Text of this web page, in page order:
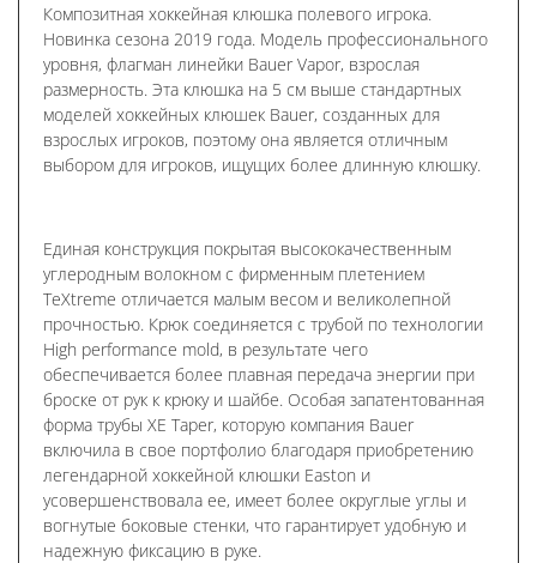
Композитная хоккейная клюшка полевого игрока.
Новинка сезона 2019 года. Модель профессионального
уровня, флагман линейки Bauer Vapor, взрослая
размерность. Эта клюшка на 5 см выше стандартных
моделей хоккейных клюшек Bauer, созданных для
взрослых игроков, поэтому она является отличным
выбором для игроков, ищущих более длинную клюшку.
Единая конструкция покрытая высококачественным
углеродным волокном с фирменным плетением
TeXtreme отличается малым весом и великолепной
прочностью. Крюк соединяется с трубой по технологии
High performance mold, в результате чего
обеспечивается более плавная передача энергии при
броске от рук к крюку и шайбе. Особая запатентованная
форма трубы XE Taper, которую компания Bauer
включила в свое портфолио благодаря приобретению
легендарной хоккейной клюшки Easton и
усовершенствовала ее, имеет более округлые углы и
вогнутые боковые стенки, что гарантирует удобную и
надежную фиксацию в руке.